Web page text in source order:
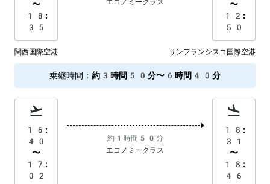
〜
18:
35
エコノミークラス
〜
12:
50
関西国際空港 サンフランシスコ国際空港
乗継時間 ： 約3時間50分〜6時間40分
16:
40
〜
17:
02
約1時間50分
エコノミークラス
18:
31
〜
18:
46